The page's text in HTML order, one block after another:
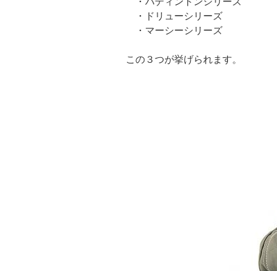
・ドリューシリーズ
・マーシーシリーズ
この３つが挙げられます。